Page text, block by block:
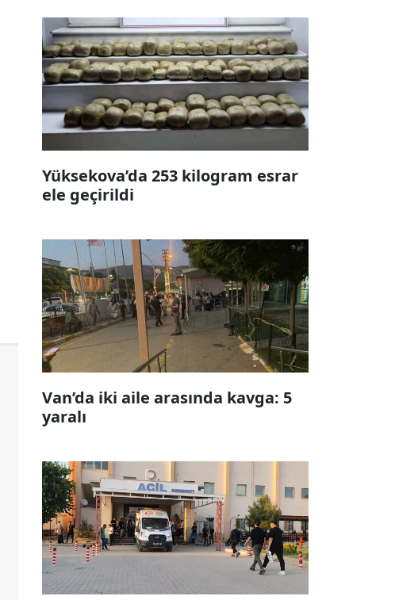
Yüksekova’da 253 kilogram esrar
ele geçirildi
Van’da iki aile arasında kavga: 5
yaralı